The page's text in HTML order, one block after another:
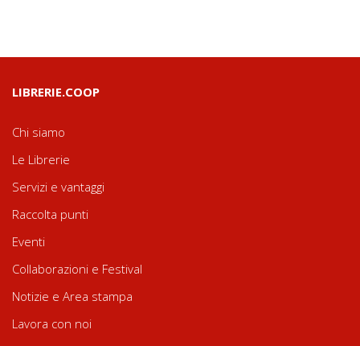
LIBRERIE.COOP
Chi siamo
Le Librerie
Servizi e vantaggi
Raccolta punti
Eventi
Collaborazioni e Festival
Notizie e Area stampa
Lavora con noi